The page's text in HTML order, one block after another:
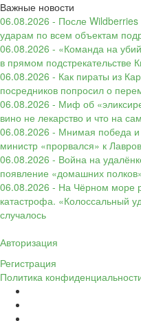
Важные новости
06.08.2026 - После
ударам по всем объектам
06.08.2026 - «Команда на
в прямом подстрекательстве
06.08.2026 - Как пираты из
посредников попросил о
06.08.2026 - Миф об
вино не лекарство и что на
06.08.2026 - Мнимая победа и
министр «прорвался» к
06.08.2026 - Война на
появление «домашних
06.08.2026 - На Чёрном море
катастрофа. «Колоссальный
случалось
Авторизация
Регистрация
Политика